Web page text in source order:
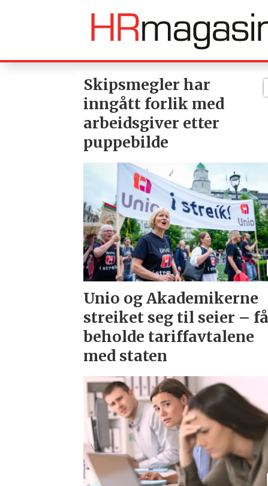
konflikt
Skipsmegler har
inngått forlik med
arbeidsgiver etter
puppebilde
Unio og Akademikerne
streiket seg til seier –
beholde tariffavtalene
med staten